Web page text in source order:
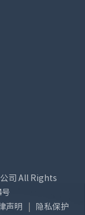
司 All Rights
号
声明
隐私保护